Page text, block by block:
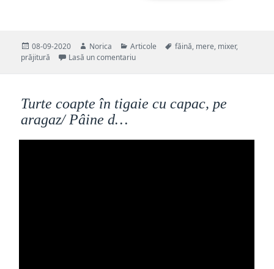
Publicat
pe
08-09-2020 Autor
Norica Categorii
Articole Etichete
făină, mere, mixer,
prăjitură
Lasă un comentariula Prăjitură cu mere – cea mai ușoară
Turte coapte în tigaie cu capac, pe
aragaz/ Pâine d…